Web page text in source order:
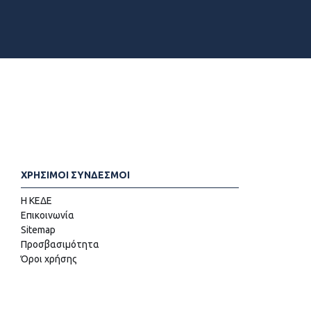
ΧΡΗΣΙΜΟΙ ΣΥΝΔΕΣΜΟΙ
Η ΚΕΔΕ
Επικοινωνία
Sitemap
Προσβασιμότητα
Όροι χρήσης